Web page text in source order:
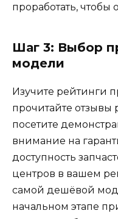
проработать, чтобы
Шаг 3: Выбор
модели
Изучите рейтинги
прочитайте отзывы
посетите
внимание на
доступность
центров в вашем
самой дешёвой
начальном этапе